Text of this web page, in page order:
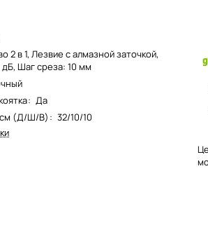
2 в 1, Лезвие с алмазной заточкой,
Шаг среза: 10 мм
: Да
см (Д/Ш/В) : 32/10/10